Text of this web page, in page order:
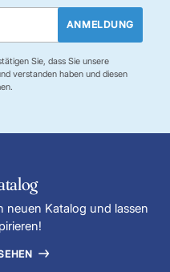
ANMELDUNG
Sie, dass Sie unsere
verstanden haben und diesen
neuen Katalog und lassen